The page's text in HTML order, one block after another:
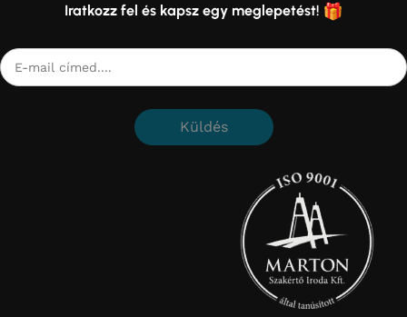
Iratkozz fel és kapsz egy meglepetést!
Küldés